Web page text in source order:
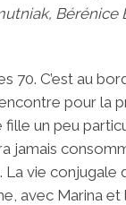
Bérénice
70. C’est au
pour la
un peu
jamais
La vie conjugale
avec Marina et